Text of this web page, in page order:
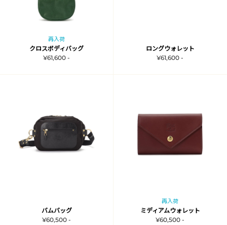
再入荷
クロスボディバッグ
¥61,600 -
ロングウォレット
¥61,600 -
バムバッグ
¥60,500 -
再入荷
ミディアムウォレット
¥60,500 -